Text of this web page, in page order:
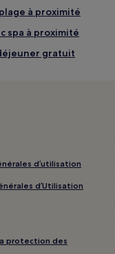
à proximité
spa à proximité
gratuit
d’utilisation
d’Utilisation
protection des